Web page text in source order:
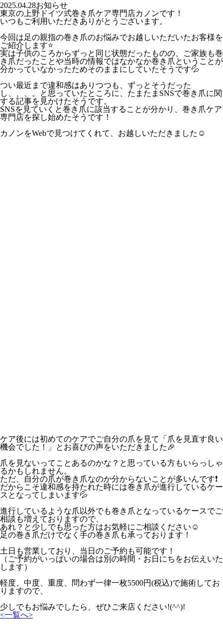
2025.04.28お知らせ
東京の上野ドイツ式巻き爪ケア専門店カノンです！
いつもご利用いただきありがとうございます。
今回は足の親指の巻き爪のお悩みでお越しいただいたお客様を
ご紹介します⭐️
実は子供のころからずっと同じ状態だったものの、ご家族も巻
き爪だったことや当時の情報ではなかなか巻き爪ということが
分かっていなかったためそのままにしていたそうです💦
つい最近まで違和感はありつつも、ずっとそうだった
し、、、。と思っていたところに、たまたまSNSで巻き爪に関
する記事を見かけたそうです。
SNSを見ていくと巻き爪に該当することが分かり、巻き爪ケア
専門店を探し始めたそうです！
カノンをWebで見つけてくれて、お越しいただきました☺️
ケア後には初めてのケアでご自分の爪を見て「爪を見直す良い
機会でした！」とお喜びの声をいただきました🎉
爪を見ないってことあるのかな？と思っている方もいらっしゃ
るかもしれません。
ただ、自分の爪が巻き爪なのか分からないことが多いんです❗️
だからこそ違和感を持たれた時には巻き爪が進行しているケー
スとなってしまいます💦
進行しているような爪以外でも巻き爪となっているケースでご
相談も増えておりますので、
あれ？と少しでも思った方はお気軽にご相談ください☺️
足の巻き爪だけでなく手の巻き爪も承っております！
土日も営業しており、当日のご予約も可能です！
（ご予約がいっぱいの場合は別の時間・お日にちをお伝えいた
します）
軽度、中度、重度、問わず一律一枚5500円(税込)で施術してお
りますので、
少しでもお悩みでしたら、ぜひご来店ください!(^^)!
<一覧へ>